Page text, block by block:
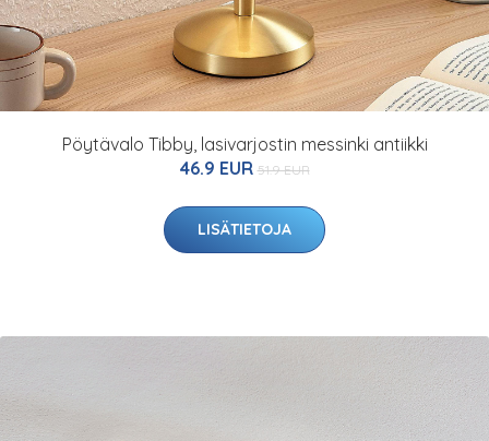
Pöytävalo Tibby, lasivarjostin messinki antiikki
46.9 EUR 51.9 EUR
LISÄTIETOJA